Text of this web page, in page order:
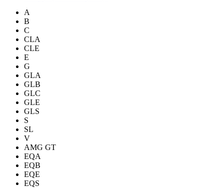
A
B
C
CLA
CLE
E
G
GLA
GLB
GLC
GLE
GLS
S
SL
V
AMG GT
EQA
EQB
EQE
EQS